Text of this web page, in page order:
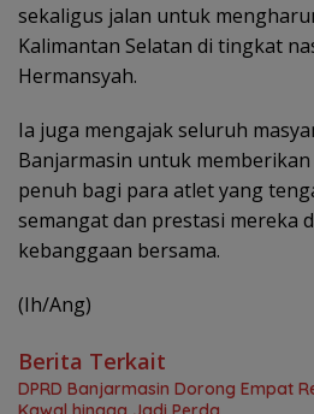
sekaligus jalan untuk
Kalimantan Selatan di tingkat
Hermansyah.
Ia juga mengajak seluruh
Banjarmasin untuk
penuh bagi para atlet yang
semangat dan prestasi mereka
kebanggaan bersama.
(Ih/Ang)
Berita Terkait
DPRD Banjarmasin Dorong Empat